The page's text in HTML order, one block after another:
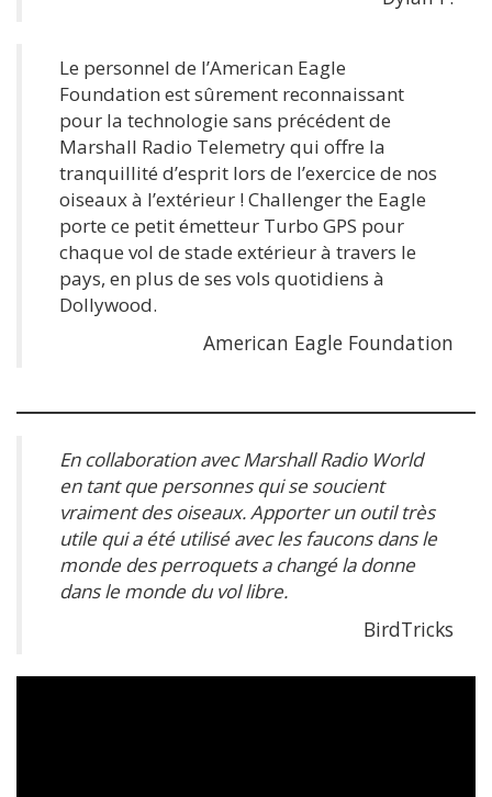
Le personnel de l’American Eagle
Foundation est sûrement reconnaissant
pour la technologie sans précédent de
Marshall Radio Telemetry qui offre la
tranquillité d’esprit lors de l’exercice de nos
oiseaux à l’extérieur ! Challenger the Eagle
porte ce petit émetteur Turbo GPS pour
chaque vol de stade extérieur à travers le
pays, en plus de ses vols quotidiens à
Dollywood.
American Eagle Foundation
En collaboration avec Marshall Radio World
en tant que personnes qui se soucient
vraiment des oiseaux. Apporter un outil très
utile qui a été utilisé avec les faucons dans le
monde des perroquets a changé la donne
dans le monde du vol libre.
BirdTricks